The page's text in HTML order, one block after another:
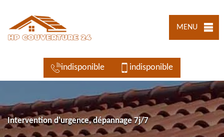
MENU
indisponible indisponible
Intervention d'urgence, dépannage 7j/7